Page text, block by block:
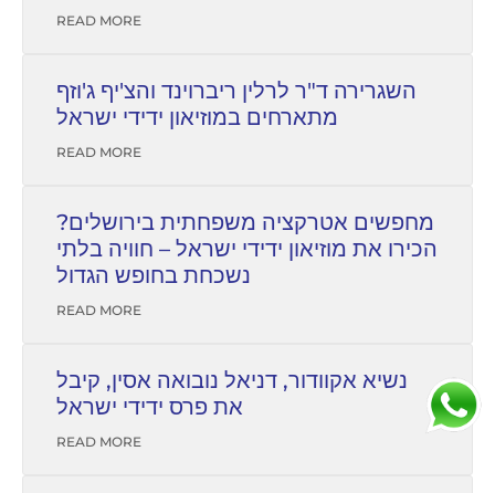
READ MORE
השגרירה ד"ר לרלין ריברוינד והצ'יף ג'וזף
מתארחים במוזיאון ידידי ישראל
READ MORE
מחפשים אטרקציה משפחתית בירושלים?
הכירו את מוזיאון ידידי ישראל – חוויה בלתי
נשכחת בחופש הגדול
READ MORE
נשיא אקוודור, דניאל נובואה אסין, קיבל
את פרס ידידי ישראל
READ MORE